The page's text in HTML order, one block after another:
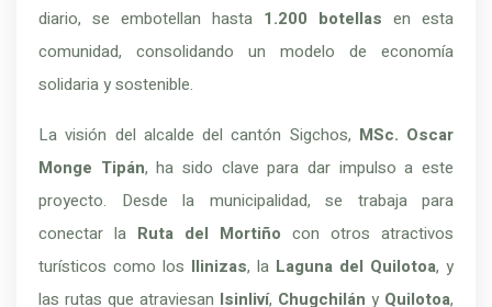
diario, se embotellan hasta 1.200 botellas en esta
comunidad, consolidando un modelo de economía
solidaria y sostenible.
La visión del alcalde del cantón Sigchos, MSc. Oscar
Monge Tipán, ha sido clave para dar impulso a este
proyecto. Desde la municipalidad, se trabaja para
conectar la Ruta del Mortiño con otros atractivos
turísticos como los Ilinizas, la Laguna del Quilotoa, y
las rutas que atraviesan Isinliví, Chugchilán y Quilotoa,